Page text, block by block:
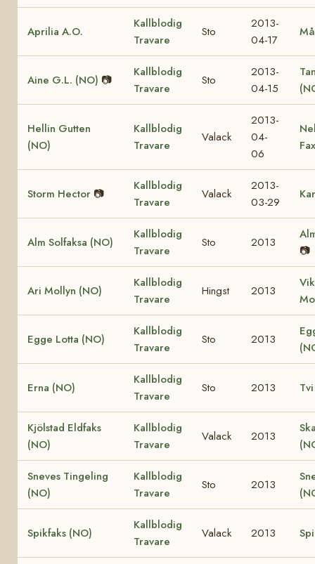
Aprilia A.O.
Kallblodig
Travare
Sto
2013-
04-17
Aine G.L. (NO) 📷
Kallblodig
Travare
Sto
2013-
04-15
Hellin Gutten
(NO)
Kallblodig
Travare
Valack
2013-
04-
06
Storm Hector 📷
Kallblodig
Travare
Valack
2013-
03-29
Alm Solfaksa (NO)
Kallblodig
Travare
Sto 2013
📷
Ari Mollyn (NO)
Kallblodig
Travare
Hingst 2013
Egge Lotta (NO)
Kallblodig
Travare
Sto 2013
Erna (NO)
Kallblodig
Travare
Sto 2013
Kjölstad Eldfaks
(NO)
Kallblodig
Travare
Valack 2013
Sneves Tingeling
(NO)
Kallblodig
Travare
Sto 2013
Spikfaks (NO)
Kallblodig
Travare
Valack 2013